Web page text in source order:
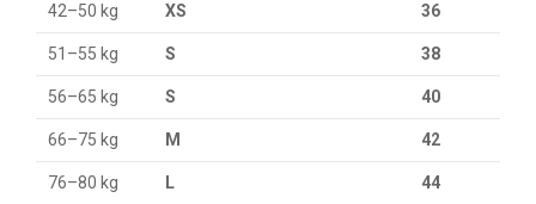
42–50 kg XS 36
51–55 kg S 38
56–65 kg S 40
66–75 kg M 42
76–80 kg L 44